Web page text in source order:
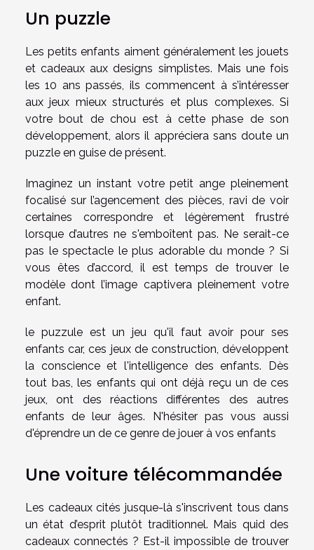
Un puzzle
Les petits enfants aiment généralement les jouets
et cadeaux aux designs simplistes. Mais une fois
les 10 ans passés, ils commencent à s’intéresser
aux jeux mieux structurés et plus complexes. Si
votre bout de chou est à cette phase de son
développement, alors il appréciera sans doute un
puzzle en guise de présent.
Imaginez un instant votre petit ange pleinement
focalisé sur l’agencement des pièces, ravi de voir
certaines correspondre et légèrement frustré
lorsque d’autres ne s'emboîtent pas. Ne serait-ce
pas le spectacle le plus adorable du monde ? Si
vous êtes d’accord, il est temps de trouver le
modèle dont l’image captivera pleinement votre
enfant.
le puzzule est un jeu qu'il faut avoir pour ses
enfants car, ces jeux de construction, développent
la conscience et l'intelligence des enfants. Dès
tout bas, les enfants qui ont déjà reçu un de ces
jeux, ont des réactions différentes des autres
enfants de leur âges. N'hésiter pas vous aussi
d'éprendre un de ce genre de jouer à vos enfants
Une voiture télécommandée
Les cadeaux cités jusque-là s'inscrivent tous dans
un état d’esprit plutôt traditionnel. Mais quid des
cadeaux connectés ? Est-il impossible de trouver